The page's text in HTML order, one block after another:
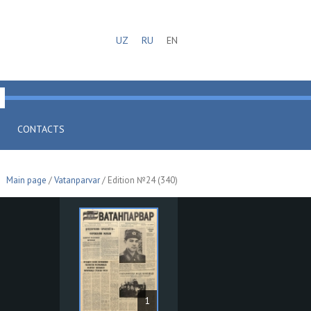
UZ RU EN
CONTACTS
Main page /Vatanparvar/ Edition №24 (340)
1